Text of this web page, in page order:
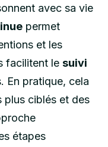
avec sa vie
permet
et les
facilitent le suivi
En pratique, cela
plus ciblés et des
étapes